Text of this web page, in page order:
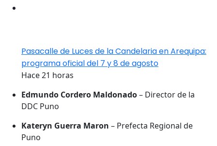
Pasacalle de Luces de la Candelaria en Arequipa:
programa oficial del 7 y 8 de agosto
Hace 21 horas
Edmundo Cordero Maldonado– Director de la
DDC Puno
Kateryn Guerra Maron – Prefecta Regional de
Puno